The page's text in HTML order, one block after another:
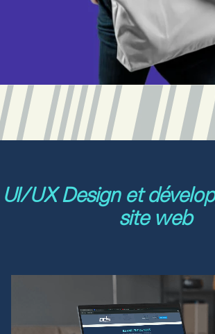
UI/UX Design et
site web